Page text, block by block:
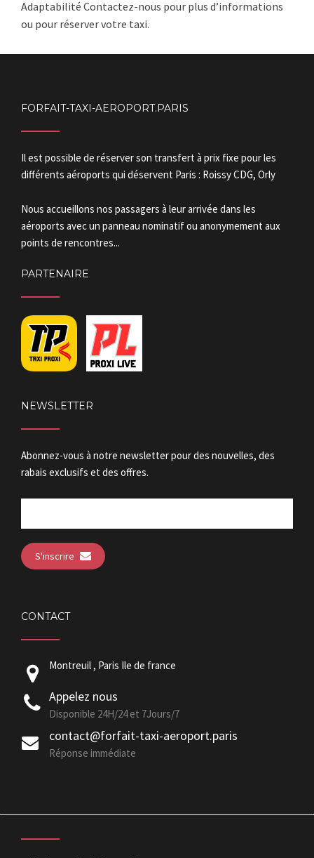
Adaptabilité Contactez-nous pour plus d’informations
ou pour réserver votre taxi.
FORFAIT-TAXI-AEROPORT.PARIS
Il est possible de réserver son transfert à prix fixe pour les
différents aéroports qui déservent Paris : Roissy CDG, Orly
Nous accueillons nos passagers à leur arrivée dans les
aéroports avec un panneau nominatif ou anonymement aux
points de rencontres...
PARTENAIRE
NEWSLETTER
Abonnez-vous à notre newsletter pour des nouvelles, des
rabais exclusifs et des offres.
S'inscrire
CONTACT
Montreuil , Paris Ile de france
Appelez nous
Disponible 24H/24 et 7Jours/7
contact@forfait-taxi-aeroport.paris
Réponse immédiate